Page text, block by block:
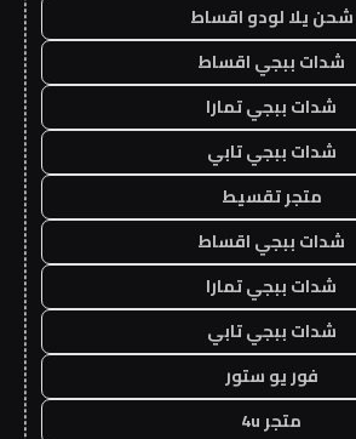
شحن يلا لودو اقساط
شدات ببجي اقساط
شدات ببجي تمارا
شدات ببجي تابي
متجر تقسيط
شدات ببجي اقساط
شدات ببجي تمارا
شدات ببجي تابي
فور يو ستور
متجر 4u